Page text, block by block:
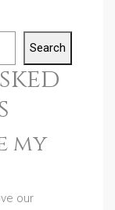
Search
my
our